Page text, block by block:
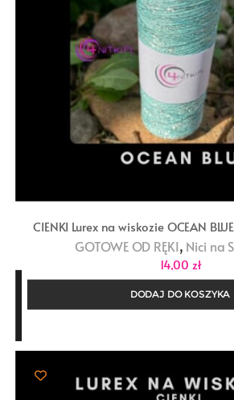
CIENKI Lurex na wiskozie OCEAN
GOTOWE OD RĘKI, Nici na
14,00 zł
DODAJ DO KOSZYKA